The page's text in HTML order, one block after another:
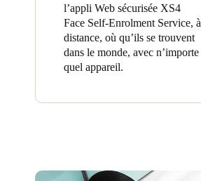
l’appli Web sécurisée XS4
Face Self-Enrolment Service, à
distance, où qu’ils se trouvent
dans le monde, avec n’importe
quel appareil.